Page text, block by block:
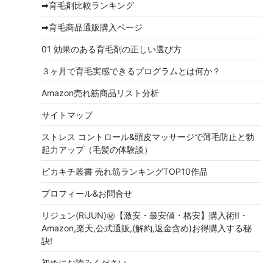
➡育毛剤比較ランキング
➡育毛商品通販購入ページ
01 効果のある育毛剤の正しい選び方
３ヶ月で育毛実感できるプログラムとは何か？
Amazon売れ筋商品リスト分析
サイトマップ
ストレス コントロール&頭皮マッサージで薄毛防止と勃
起力アップ（毛髪の体験談）
ピカキチ叢書 売れ筋ランキングTOP10作品
プロフィール&お問合せ
リジュン(RiJUN)㊙【激安・最安値・格安】購入術!!・
Amazon,楽天,公式通販,(解約,返金含め)お得購入する秘
訣!